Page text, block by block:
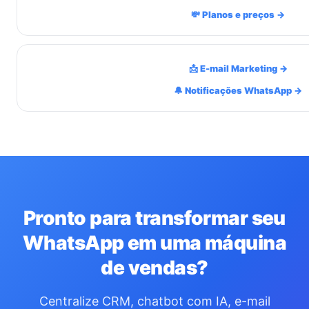
💸 Planos e preços →
📩 E-mail Marketing →
🔔 Notificações WhatsApp →
Pronto para transformar seu
WhatsApp em uma máquina
de vendas?
Centralize CRM, chatbot com IA, e-mail